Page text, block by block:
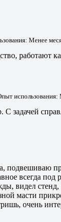
Менее
работают
использования:
задачей
подвешиваю
всегда под
видел стенд,
масти
очень